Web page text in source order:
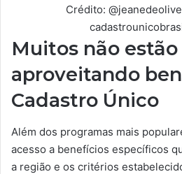
Crédito:
Muitos não estão
aproveitando
Cadastro Único
Além dos programas mais
acesso a benefícios específicos
a região e os critérios